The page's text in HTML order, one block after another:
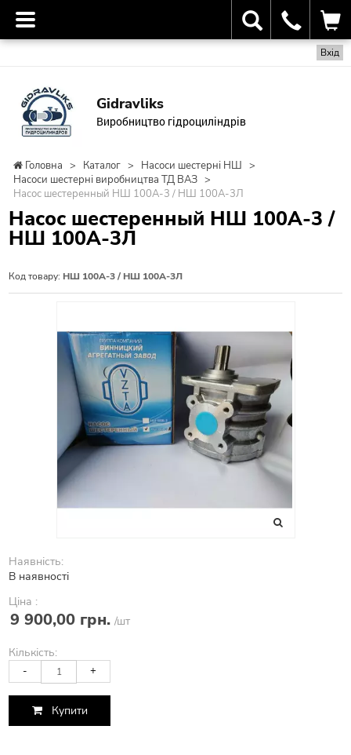
Вхід
Gidravliks
Виробництво гідроциліндрів
Головна > Каталог > Насоси шестерні НШ >
Насоси шестерні виробництва ТД ВАЗ >
Насос шестеренный НШ 100А-3 / НШ 100А-3Л
Насос шестеренный НШ 100А-3 /
НШ 100А-3Л
Код товару: НШ 100А-3 / НШ 100А-3Л
Наявність:
В наявності
Ціна :
9 900,00 грн. /шт
Кількість:
- +
Купити